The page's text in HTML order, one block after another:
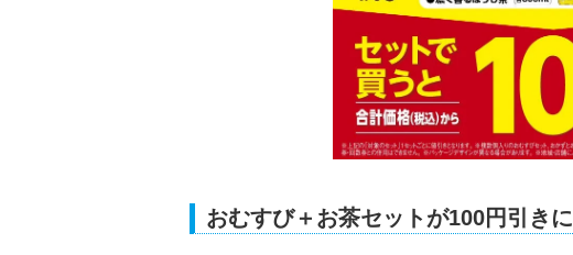
おむすび＋お茶セットが100円引きに